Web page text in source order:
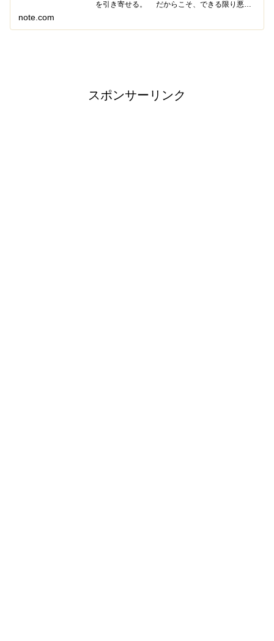
を引き寄せる。 だからこそ、できる限り悪い
は、いわゆるポジティ...
note.com
スポンサーリンク